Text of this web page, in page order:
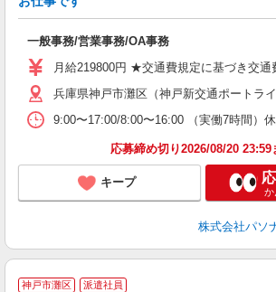
一般事務/営業事務/OA事務
月給219800円 ★交通費規定に基づき交通
兵庫県神戸市灘区（神戸新交通ポートライ
9:00〜17:00/8:00〜16:00 （実働7時間）
応募締め切り2026/08/20 23:59
キープ
か
株式会社パソ
神戸市灘区 派遣社員